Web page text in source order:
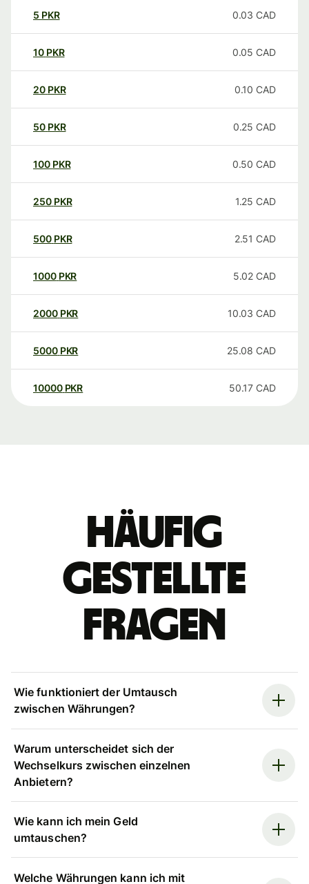
5 PKR 0.03 CAD
10 PKR 0.05 CAD
20 PKR 0.10 CAD
50 PKR 0.25 CAD
100 PKR 0.50 CAD
250 PKR 1.25 CAD
500 PKR 2.51 CAD
1000 PKR 5.02 CAD
2000 PKR 10.03 CAD
5000 PKR 25.08 CAD
10000 PKR 50.17 CAD
Häufig
gestellte
Fragen
Wie funktioniert der Umtausch
zwischen Währungen?
Warum unterscheidet sich der
Wechselkurs zwischen einzelnen
Anbietern?
Wie kann ich mein Geld
umtauschen?
Welche Währungen kann ich mit